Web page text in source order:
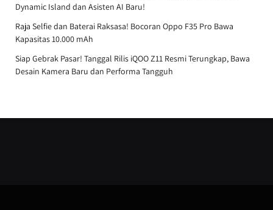
Dynamic Island dan Asisten AI Baru!
Raja Selfie dan Baterai Raksasa! Bocoran Oppo F35 Pro Bawa
Kapasitas 10.000 mAh
Siap Gebrak Pasar! Tanggal Rilis iQOO Z11 Resmi Terungkap, Bawa
Desain Kamera Baru dan Performa Tangguh